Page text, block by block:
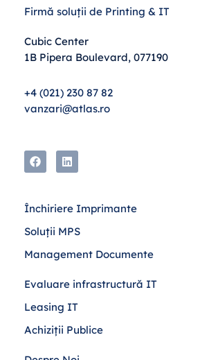
Firmă soluții de Printing & IT
Cubic Center
1B Pipera Boulevard, 077190
+4 (021) 230 87 82
vanzari@atlas.ro
Închiriere Imprimante
Soluții MPS
Management Documente
Evaluare infrastructură IT
Leasing IT
Achiziții Publice